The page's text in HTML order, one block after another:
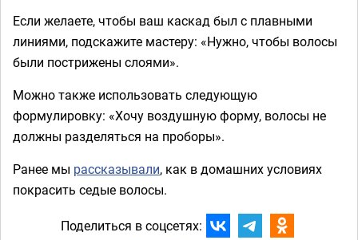
Если желаете, чтобы ваш каскад был с плавными
линиями, подскажите мастеру: «Нужно, чтобы волосы
были пострижены слоями».
Можно также использовать следующую
формулировку: «Хочу воздушную форму, волосы не
должны разделяться на проборы».
Ранее мы рассказывали, как в домашних условиях
покрасить седые волосы.
Поделиться в соцсетях: